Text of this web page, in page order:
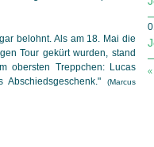
belohnt. Als am 18. Mai die
Tour gekürt wurden, stand
obersten Treppchen: Lucas
(Marcus
«